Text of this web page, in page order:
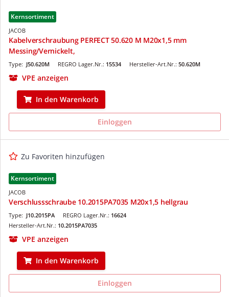
Kernsortiment
JACOB
Kabelverschraubung PERFECT 50.620 M M20x1,5 mm
Messing/Vernickelt,
REGRO Lager.Nr.: 15534
Type: J50.620M Hersteller-Art.Nr.: 50.620M
VPE anzeigen
In den Warenkorb
Einloggen
Zu Favoriten hinzufügen
Kernsortiment
JACOB
Verschlussschraube 10.2015PA7035 M20x1,5 hellgrau
REGRO Lager.Nr.: 16624
Type: J10.2015PA
Hersteller-Art.Nr.: 10.2015PA7035
VPE anzeigen
In den Warenkorb
Einloggen